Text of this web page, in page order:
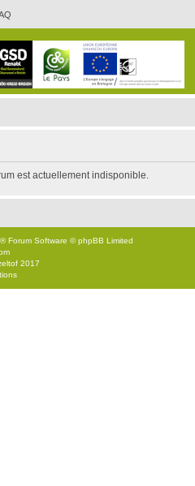
est actuellement indisponible.
® Forum Software © phpBB Limited
2017